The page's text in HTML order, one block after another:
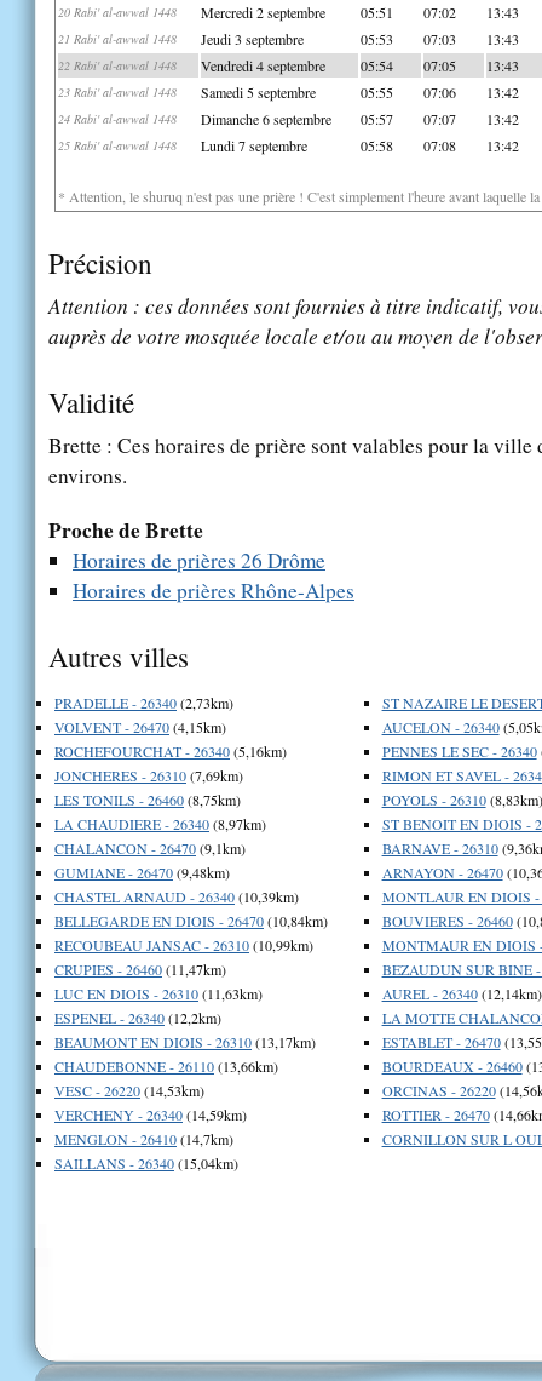
20 Rabi' al-awwal 1448 Mercredi 2 septembre 05:51 07:02 13:43
21 Rabi' al-awwal 1448 Jeudi 3 septembre 05:53 07:03 13:43
22 Rabi' al-awwal 1448 Vendredi 4 septembre 05:54 07:05 13:43
23 Rabi' al-awwal 1448 Samedi 5 septembre 05:55 07:06 13:42
24 Rabi' al-awwal 1448 Dimanche 6 septembre 05:57 07:07 13:42
25 Rabi' al-awwal 1448 Lundi 7 septembre 05:58 07:08 13:42
* Attention, le shuruq n'est pas une prière ! C'est simplement l'heure avant laquelle
Précision
Attention : ces données sont fournies à titre indicatif,
auprès de votre mosquée locale et/ou au moyen de
Validité
Brette : Ces horaires de prière sont valables pour la ville
environs.
Proche de Brette
Horaires de prières 26 Drôme
Horaires de prières Rhône-Alpes
Autres villes
PRADELLE - 26340(2,73km)
VOLVENT - 26470(4,15km)
ROCHEFOURCHAT - 26340(5,16km)
JONCHERES - 26310(7,69km)
LES TONILS - 26460(8,75km)
LA CHAUDIERE - 26340(8,97km)
CHALANCON - 26470(9,1km)
GUMIANE - 26470(9,48km)
CHASTEL ARNAUD - 26340(10,39km)
BELLEGARDE EN DIOIS - 26470(10,84km)
RECOUBEAU JANSAC - 26310(10,99km)
CRUPIES - 26460(11,47km)
LUC EN DIOIS - 26310(11,63km)
ESPENEL - 26340(12,2km)
BEAUMONT EN DIOIS - 26310(13,17km)
CHAUDEBONNE - 26110(13,66km)
VESC - 26220(14,53km)
VERCHENY - 26340(14,59km)
MENGLON - 26410(14,7km)
SAILLANS - 26340(15,04km)
ST NAZAIRE LE
AUCELON - 26340
PENNES LE SEC - 26340
RIMON ET SAVEL -
POYOLS - 26310(8,83km)
ST BENOIT EN DIOIS -
BARNAVE - 26310
ARNAYON - 26470
MONTLAUR EN DIOIS -
BOUVIERES - 26460
MONTMAUR EN DIOIS
BEZAUDUN SUR BINE -
AUREL - 26340(12,14km)
LA MOTTE
ESTABLET - 26470
BOURDEAUX - 26460
ORCINAS - 26220
ROTTIER - 26470
CORNILLON SUR L